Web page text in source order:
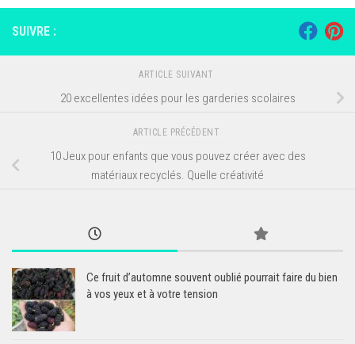
SUIVRE :
ARTICLE SUIVANT
20 excellentes idées pour les garderies scolaires
ARTICLE PRÉCÉDENT
10 Jeux pour enfants que vous pouvez créer avec des
matériaux recyclés. Quelle créativité
Ce fruit d’automne souvent oublié pourrait faire du bien
à vos yeux et à votre tension